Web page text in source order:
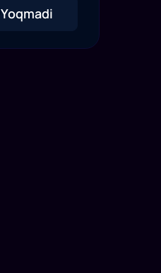
Yoqmadi